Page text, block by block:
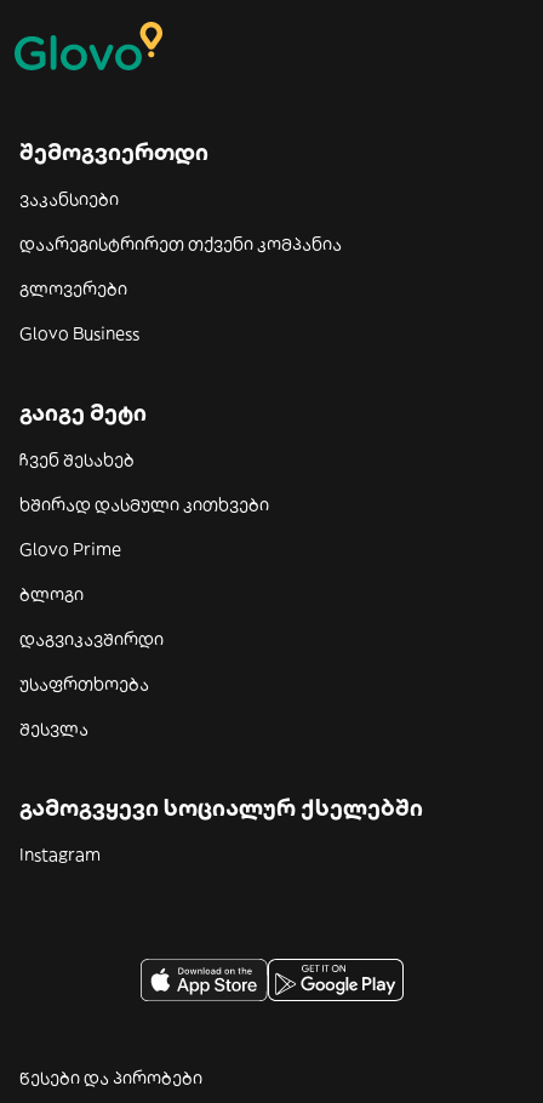
შემოგვიერთდი
ვაკანსიები
დაარეგისტრირეთ თქვენი კომპანია
გლოვერები
Glovo Business
გაიგე მეტი
ჩვენ შესახებ
ხშირად დასმული კითხვები
Glovo Prime
ბლოგი
დაგვიკავშირდი
უსაფრთხოება
შესვლა
გამოგვყევი სოციალურ ქსელებში
Instagram
წესები და პირობები